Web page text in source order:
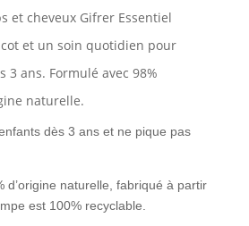
et cheveux Gifrer Essentiel
et un soin quotidien pour
3 ans. Formulé avec 98%
naturelle.
dès 3 ans et ne pique pas
d’origine naturelle, fabriqué à partir
est 100% recyclable.